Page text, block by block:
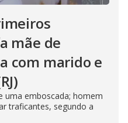
mãe de
com marido e
uma emboscada; homem
traficantes, segundo a